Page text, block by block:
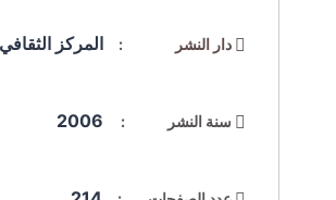
دار النشر : المركز
سنة النشر :